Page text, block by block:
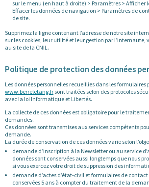
sur le menu (en haut à droite) > Paramètres > Afficher
Effacer les données de navigation > Paramètres de
de site.
Supprimez la ligne contenant l’adresse de notre site
sur les cookies, leur utilité et leur gestion par l’internaute,
au site de la CNIL.
Politique de protection des données
Les données personnelles recueillies dans les formulaires
www.berreletang.fr sont traitées selon des protocoles
avec la loi Informatique et Libertés.
La collecte de ces données est obligatoire pour le
demandes.
Ces données sont transmises aux services compétents
demande.
La durée de conservation de ces données varie selon
demande d’inscription à la Newsletter ou au service
données sont conservées aussi longtemps que nous
si vous exercez votre droit de suppression des
demande d’actes d’état-civil et formulaires de contact
conservées 5 ans à compter du traitement de la